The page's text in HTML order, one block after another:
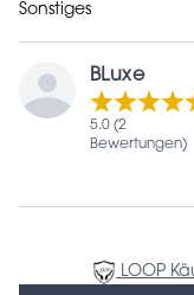
Sonstiges
BLuxe
5.0 (2
Bewertungen)
LOOP